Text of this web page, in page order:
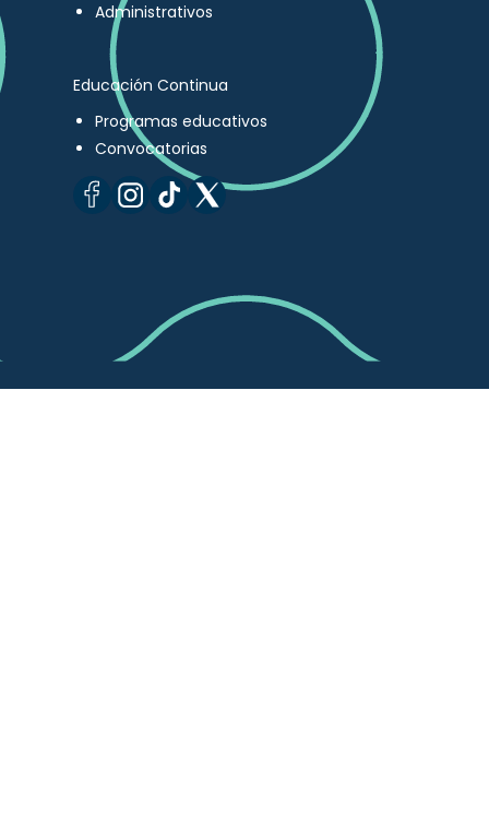
Administrativos
Educación Continua
Programas educativos
Convocatorias